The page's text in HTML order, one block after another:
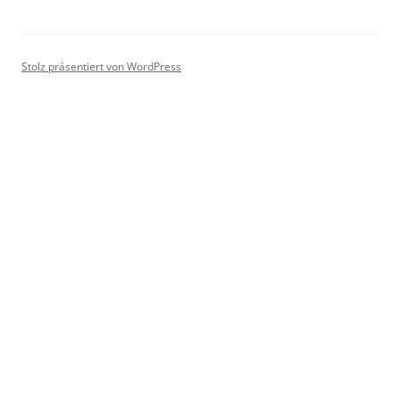
Stolz präsentiert von WordPress